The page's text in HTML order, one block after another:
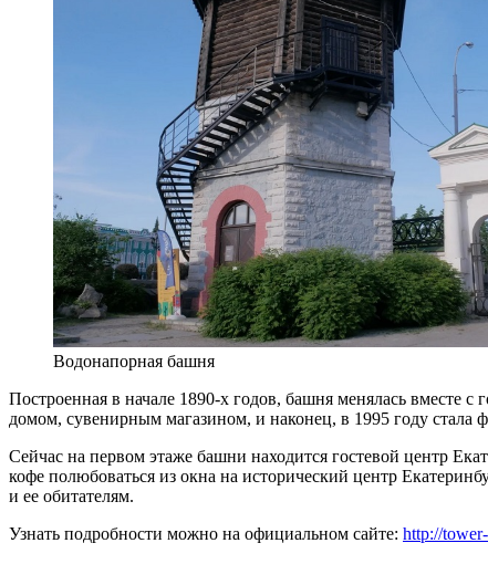
Водонапорная башня
Построенная в начале 1890-х годов, башня менялась вместе
домом, сувенирным магазином, и наконец, в 1995 году стала
Сейчас на первом этаже башни находится гостевой центр
кофе полюбоваться из окна на исторический центр
и ее обитателям.
Узнать подробности можно на официальном сайте: http://